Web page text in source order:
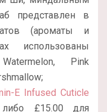
представлен в
(ароматы и
использованы
Watermelon, Pink
E Infused Cuticle
£15.00 для